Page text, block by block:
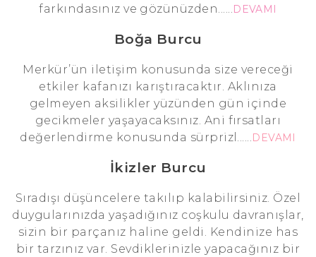
farkındasınız ve gözünüzden......DEVAMI
Boğa Burcu
Merkür’ün iletişim konusunda size vereceği
etkiler kafanızı karıştıracaktır. Aklınıza
gelmeyen aksilikler yüzünden gün içinde
gecikmeler yaşayacaksınız. Ani fırsatları
değerlendirme konusunda sürprizl......DEVAMI
İkizler Burcu
Sıradışı düşüncelere takılıp kalabilirsiniz. Özel
duygularınızda yaşadığınız coşkulu davranışlar,
sizin bir parçanız haline geldi. Kendinize has
bir tarzınız var. Sevdiklerinizle yapacağınız bir